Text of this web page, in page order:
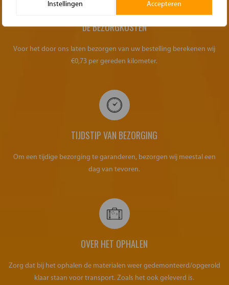
Instellingen Accepteren
DE BEZORGKOSTEN
Voor het door ons laten bezorgen van uw bestelling berekenen wij
€0,73 per gereden kilometer.
TIJDSTIP VAN BEZORGING
Om een tijdige bezorging te garanderen, bezorgen wij meestal een
dag van tevoren.
OVER HET OPHALEN
Zorg dat bij het ophalen de materialen weer gedemonteerd/opgerold
klaar staan voor transport. Zoals het ook geleverd is.